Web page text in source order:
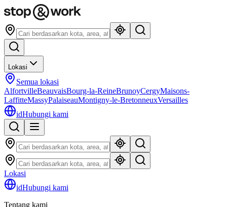
Lokasi
Semua lokasi
AlfortvilleBeauvaisBourg-la-ReineBrunoyCergyMaisons-
LaffitteMassyPalaiseauMontigny-le-BretonneuxVersailles
idHubungi kami
Lokasi
idHubungi kami
Tentang kami